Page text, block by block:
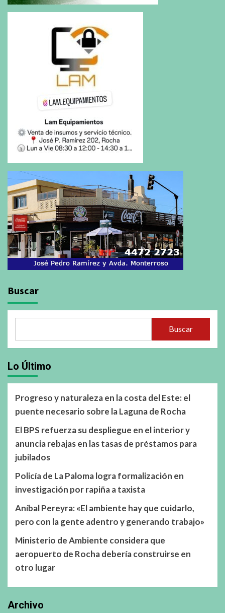
Buscar
Buscar
Lo Último
Progreso y naturaleza en la costa del Este: el
puente necesario sobre la Laguna de Rocha
El BPS refuerza su despliegue en el interior y
anuncia rebajas en las tasas de préstamos para
jubilados
Policía de La Paloma logra formalización en
investigación por rapiña a taxista
Aníbal Pereyra: «El ambiente hay que cuidarlo,
pero con la gente adentro y generando trabajo»
Ministerio de Ambiente considera que
aeropuerto de Rocha debería construirse en
otro lugar
Archivo